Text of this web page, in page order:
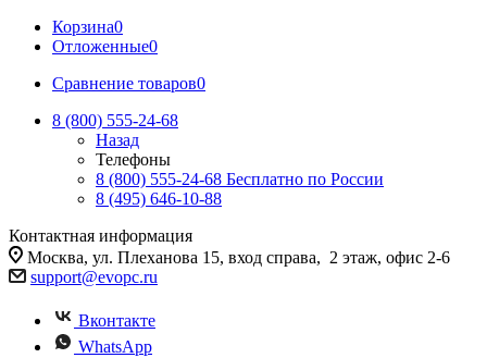
Корзина0
Отложенные0
Сравнение товаров0
8 (800) 555-24-68
Назад
Телефоны
8 (800) 555-24-68 Бесплатно по России
8 (495) 646-10-88
Контактная информация
Москва, ул. Плеханова 15, вход справа, 2 этаж, офис 2-6
support@evopc.ru
Вконтакте
WhatsApp